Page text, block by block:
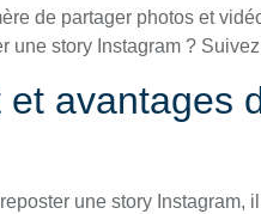
de partager photos et
une story Instagram ?
avantages
une story Instagram,